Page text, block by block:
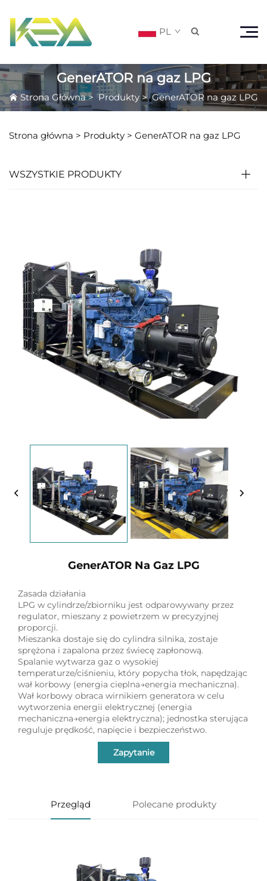
PL 
GenerATOR na gaz LPG
Strona Główna>Produkty>GenerATOR na gaz LPG
Strona główna > Produkty > GenerATOR na gaz LPG
WSZYSTKIE PRODUKTY
GenerATOR Na Gaz LPG
Zasada działania
LPG w cylindrze/zbiorniku jest odparowywany przez
regulator, mieszany z powietrzem w precyzyjnej
proporcji.
Mieszanka dostaje się do cylindra silnika, zostaje
sprężona i zapalona przez świecę zapłonową.
Spalanie wytwarza gaz o wysokiej
temperaturze/ciśnieniu, który popycha tłok, napędzając
wał korbowy (energia cieplna→energia mechaniczna).
Wał korbowy obraca wirnikiem generatora w celu
wytworzenia energii elektrycznej (energia
mechaniczna→energia elektryczna); jednostka sterująca
reguluje prędkość, napięcie i bezpieczeństwo.
Zapytanie
Przegląd Polecane produkty